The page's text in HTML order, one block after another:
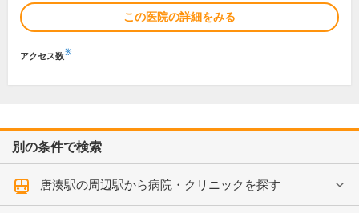
この医院の詳細をみる
アクセス数※
別の条件で検索
唐湊駅の周辺駅から病院・クリニックを探す